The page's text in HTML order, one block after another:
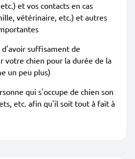
et vos contacts en cas
vétérinaire, etc.) et autres
suffisament de
votre chien pour la durée de la
un peu plus)
qui s'occupe de chien son
etc. afin qu'il soit tout à fait à